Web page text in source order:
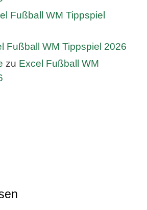
Fußball WM Tippspiel
Fußball WM Tippspiel 2026
zu Excel Fußball WM